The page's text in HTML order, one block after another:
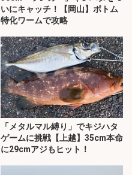
いにキャッチ！【岡山】ボトム
特化ワームで攻略
「メタルマル縛り」でキジハタ
ゲームに挑戦【上越】35cm本命
に29cmアジもヒット！